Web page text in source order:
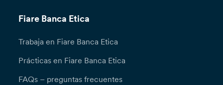
Fiare Banca Etica
Trabaja en Fiare Banca Etica
Prácticas en Fiare Banca Etica
FAQs – preguntas frecuentes